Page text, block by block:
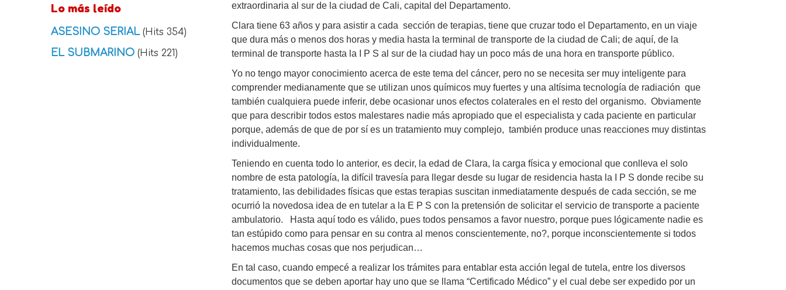
extraordinaria al sur de la ciudad de Cali, capital del Departamento.
Clara tiene 63 años y para asistir a cada sección de terapias, tiene que cruzar todo el Departamento, en un viaje
que dura más o menos dos horas y media hasta la terminal de transporte de la ciudad de Cali; de aquí, de la
terminal de transporte hasta la I P S al sur de la ciudad hay un poco más de una hora en transporte público.
Yo no tengo mayor conocimiento acerca de este tema del cáncer, pero no se necesita ser muy inteligente para
comprender medianamente que se utilizan unos químicos muy fuertes y una altísima tecnología de radiación que
también cualquiera puede inferir, debe ocasionar unos efectos colaterales en el resto del organismo. Obviamente
que para describir todos estos malestares nadie más apropiado que el especialista y cada paciente en particular
porque, además de que de por sí es un tratamiento muy complejo, también produce unas reacciones muy distintas
individualmente.
Teniendo en cuenta todo lo anterior, es decir, la edad de Clara, la carga física y emocional que conlleva el solo
nombre de esta patología, la difícil travesía para llegar desde su lugar de residencia hasta la I P S donde recibe su
tratamiento, las debilidades físicas que estas terapias suscitan inmediatamente después de cada sección, se me
ocurrió la novedosa idea de en tutelar a la E P S con la pretensión de solicitar el servicio de transporte a paciente
ambulatorio. Hasta aquí todo es válido, pues todos pensamos a favor nuestro, porque pues lógicamente nadie es
tan estúpido como para pensar en su contra al menos conscientemente, no?, porque inconscientemente si todos
hacemos muchas cosas que nos perjudican…
En tal caso, cuando empecé a realizar los trámites para entablar esta acción legal de tutela, entre los diversos
documentos que se deben aportar hay uno que se llama “Certificado Médico” y el cual debe ser expedido por un
Lo más leído
ASESINO SERIAL (Hits 354)
EL SUBMARINO (Hits 221)